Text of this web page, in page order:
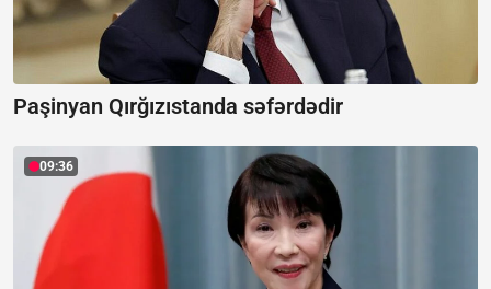
Paşinyan Qırğızıstanda səfərdədir
09:36